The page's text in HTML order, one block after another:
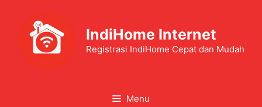
IndiHome Internet
Registrasi IndiHome Cepat dan Mudah
Menu